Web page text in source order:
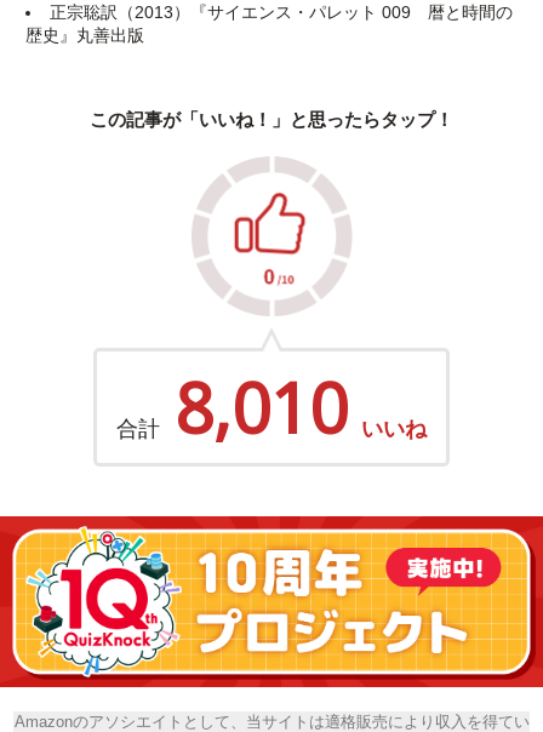
正宗聡訳（2013）『サイエンス・パレット 009 暦と時間の
歴史』丸善出版
この記事が「いいね！」と思ったらタップ！
合計 8,010 いいね
Amazonのアソシエイトとして、当サイトは適格販売により収入を得てい